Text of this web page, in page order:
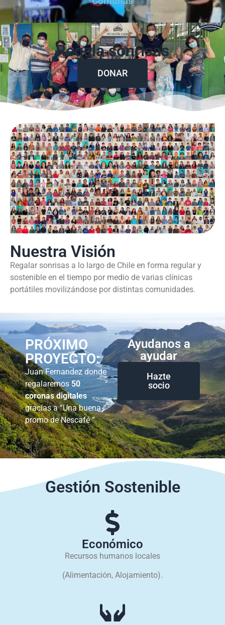
Regala sonrisas
DONAR
Nuestra Visión
Regalar sonrisas a lo largo de Chile en forma regular y
sostenible en el tiempo por medio de varias clínicas
portátiles movilizándose por distintas comunidades.
PRÓXIMO
PROYECTO:
Juan Fernandez donde
regalaremos 50
coronas digitales
gracias a “Una buena
promo de Nescafé “
Ayudanos a
ayudar
Hazte
socio
Gestión Sostenible
Económico
Recursos humanos locales
(Alimentación, Alojamiento).